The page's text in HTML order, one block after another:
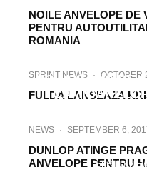
NOILE ANVELOPE DE
PENTRU
ROMANIA
NOUA GAMA DE
SPRINT NEWS · OCTOBER
FULDA LANSEAZA
NEWS · SEPTEMBER 6,
DUNLOP ATINGE
ANVELOPE PENTRU
SPRINT